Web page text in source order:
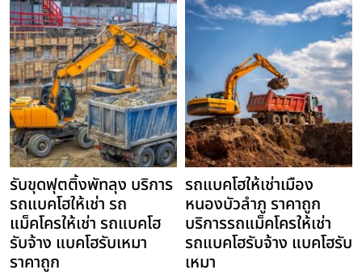
รับขุดฟุตติ้งพัทลุง บริการ
รถแบคโฮให้เช่า รถ
แม็คโครให้เช่า รถแบคโฮ
รับจ้าง แบคโฮรับเหมา
ราคาถูก
รถแบคโฮให้เช่าเมือง
หนองบัวลำภู ราคาถูก
บริการรถแม็คโครให้เช่า
รถแบคโฮรับจ้าง แบคโฮรับ
เหมา